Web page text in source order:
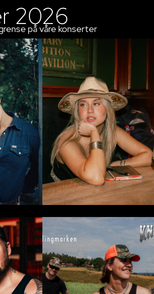
2026
på våre konserter
Fredag 3. Juli
Les mer